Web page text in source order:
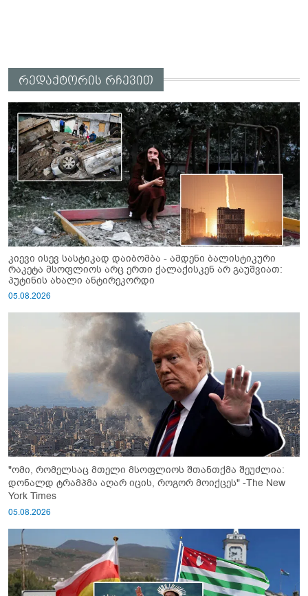
რედაქტორის რჩევით
კიევი ისევ სასტიკად დაიბომბა - ამდენი ბალისტიკური
რაკეტა მსოფლიოს არც ერთი ქალაქისკენ არ გაუშვიათ:
პუტინის ახალი ანტირეკორდი
05.08.2026
"ომი, რომელსაც მთელი მსოფლიოს შთანთქმა შეუძლია:
დონალდ ტრამპმა აღარ იცის, როგორ მოიქცეს" -The New
York Times
05.08.2026